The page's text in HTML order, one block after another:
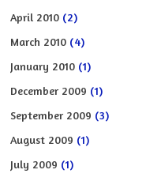
April 2010 (2)
March 2010 (4)
January 2010 (1)
December 2009 (1)
September 2009 (3)
August 2009 (1)
July 2009 (1)